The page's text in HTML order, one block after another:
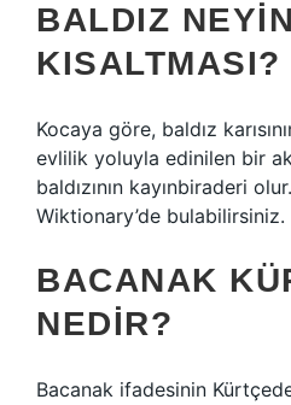
BALDIZ NEYIN
KISALTMASI?
Kocaya göre, baldız
evlilik yoluyla edinilen bir
baldızının kayınbiraderi olur.
Wiktionary’de bulabilirsiniz.
BACANAK
NEDIR?
Bacanak ifadesinin